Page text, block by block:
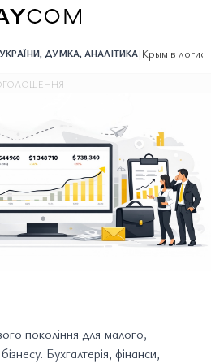
, ДУМКА, АНАЛІТИКА|Крым в
покоління для малого,
Бухгалтерія, фінанси,